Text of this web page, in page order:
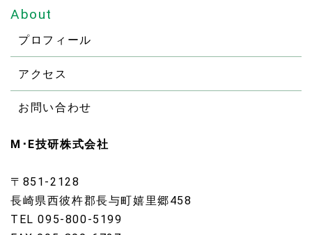
About
プロフィール
アクセス
お問い合わせ
M･E技研株式会社
〒851-2128
長崎県西彼杵郡長与町嬉里郷458
TEL 095-800-5199